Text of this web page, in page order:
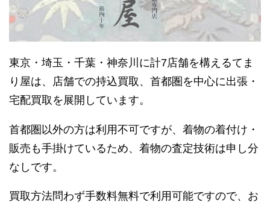
東京・埼玉・千葉・神奈川に計7店舗を構えるてま
り屋は、店舗での持込買取、首都圏を中心に出張・
宅配買取を展開しています。
首都圏以外の方は利用不可ですが、着物の着付け・
販売も手掛けているため、着物の査定技術は申し分
なしです。
買取方法問わず手数料無料で利用可能ですので、お